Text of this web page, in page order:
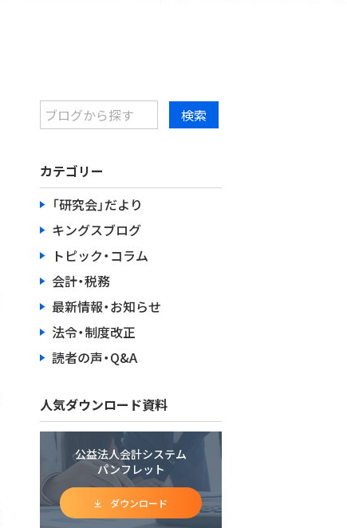
カテゴリー
「研究会」だより
キングスブログ
トピック・コラム
会計・税務
最新情報・お知らせ
法令・制度改正
読者の声・Q&A
人気ダウンロード資料
公益法人会計システム
パンフレット
ダウンロード